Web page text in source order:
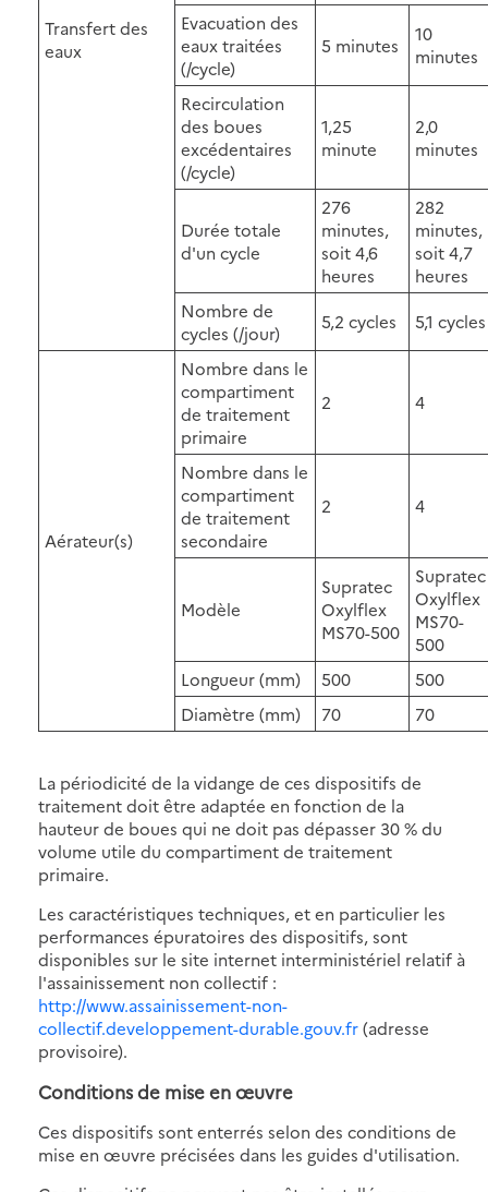
Transfert des
eaux
Evacuation des
eaux traitées
(/cycle)
5 minutes
10
minutes
Recirculation
des boues
excédentaires
(/cycle)
1,25
minute
2,0
minutes
Durée totale
d'un cycle
276
minutes,
soit 4,6
heures
282
minutes,
soit 4,7
heures
Nombre de
cycles (/jour)
5,2 cycles 5,1 cycles
Aérateur(s)
Nombre dans le
compartiment
de traitement
primaire
2 4
Nombre dans le
compartiment
de traitement
secondaire
2 4
Modèle
Supratec
Oxylflex
MS70-500
Supratec
Oxylflex
MS70-
500
Longueur (mm)
500
500
Diamètre (mm)
70 70
La périodicité de la vidange de ces dispositifs de
traitement doit être adaptée en fonction de la
hauteur de boues qui ne doit pas dépasser 30 % du
volume utile du compartiment de traitement
primaire.
Les caractéristiques techniques, et en particulier les
performances épuratoires des dispositifs, sont
disponibles sur le site internet interministériel relatif à
l'assainissement non collectif :
http://www.assainissement-non-
collectif.developpement-durable.gouv.fr(adresse
provisoire).
Conditions de mise en œuvre
Ces dispositifs sont enterrés selon des conditions de
mise en œuvre précisées dans les guides d'utilisation.